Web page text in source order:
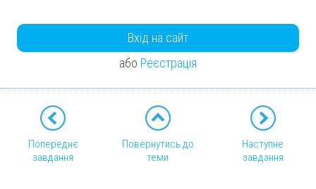
Вхід на сайт
або Реєстрація
Попереднє
завдання
Повернутись до
теми
Наступне
завдання